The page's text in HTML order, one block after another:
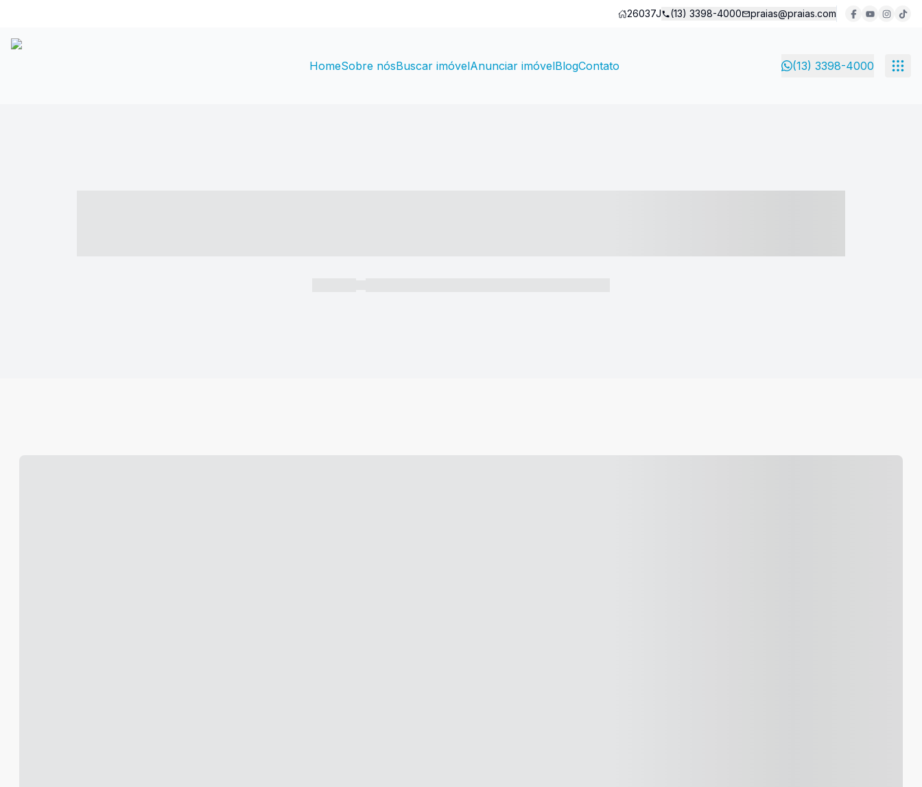
26037J (13) 3398-4000 praias@praias.com
HomeSobre nósBuscar imóvelAnunciar imóvelBlogContato (13) 3398-4000